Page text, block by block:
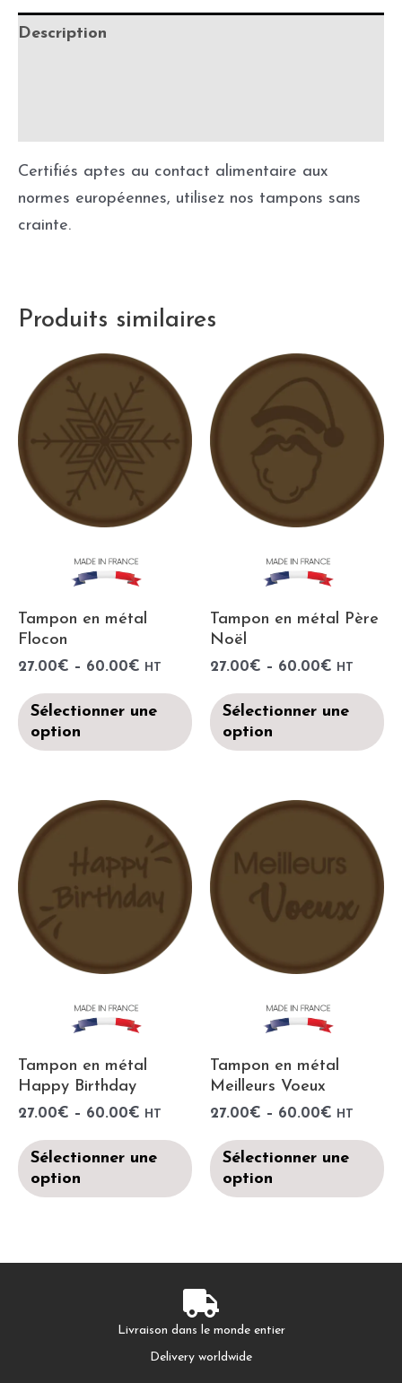
Description
Certifiés aptes au contact alimentaire aux
normes européennes, utilisez nos tampons sans
crainte.
Produits similaires
Tampon en métal
Flocon
27.00€ – 60.00€ HT
Sélectionner une
option
Tampon en métal Père
Noël
27.00€ – 60.00€ HT
Sélectionner une
option
Tampon en métal
Happy Birthday
27.00€ – 60.00€ HT
Sélectionner une
option
Tampon en métal
Meilleurs Voeux
27.00€ – 60.00€ HT
Sélectionner une
option
Livraison dans le monde entier
Delivery worldwide